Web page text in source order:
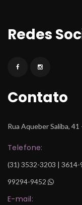
Redes
Contato
Rua Aqueber Saliba,
Telefone:
(31) 3532-3203 | 3614-
99294-9452
E-mail: